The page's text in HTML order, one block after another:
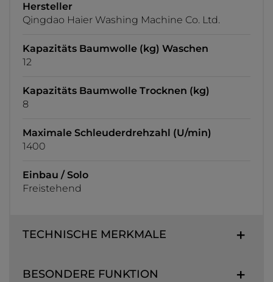
Hersteller
Qingdao Haier Washing Machine Co. Ltd.
Kapazitäts Baumwolle (kg) Waschen
12
Kapazitäts Baumwolle Trocknen (kg)
8
Maximale Schleuderdrehzahl (U/min)
1400
Einbau / Solo
Freistehend
TECHNISCHE MERKMALE
BESONDERE FUNKTION